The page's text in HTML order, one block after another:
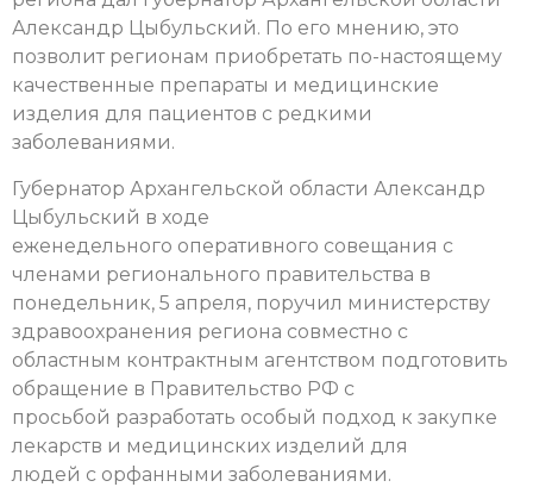
Александр Цыбульский. По его мнению, это
позволит регионам приобретать по-настоящему
качественные препараты и медицинские
изделия для пациентов с редкими
заболеваниями.
Губернатор Архангельской области Александр
Цыбульский в ходе
еженедельного оперативного совещания с
членами регионального правительства в
понедельник, 5 апреля, поручил министерству
здравоохранения региона совместно с
областным контрактным агентством подготовить
обращение в Правительство РФ с
просьбой разработать особый подход к закупке
лекарств и медицинских изделий для
людей с орфанными заболеваниями.